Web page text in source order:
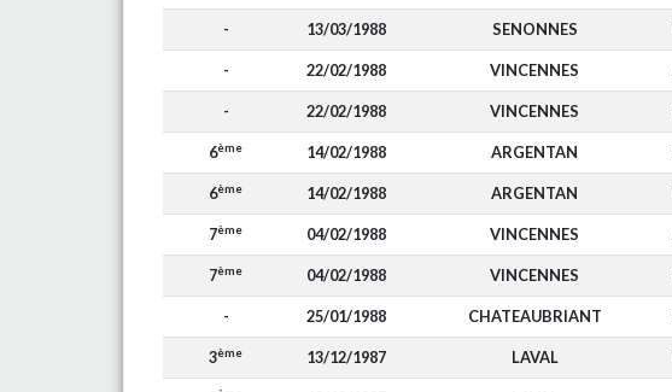
- 13/03/1988 SENONNES
- 22/02/1988 VINCENNES
- 22/02/1988 VINCENNES
6ème 14/02/1988 ARGENTAN
6ème 14/02/1988 ARGENTAN
7ème 04/02/1988 VINCENNES
7ème 04/02/1988 VINCENNES
- 25/01/1988 CHATEAUBRIANT
3ème 13/12/1987 LAVAL